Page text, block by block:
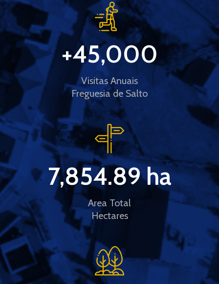
Visitas Anuais
Freguesia de Salto
+45,000
Area Total
Hectares
7,854.89 ha